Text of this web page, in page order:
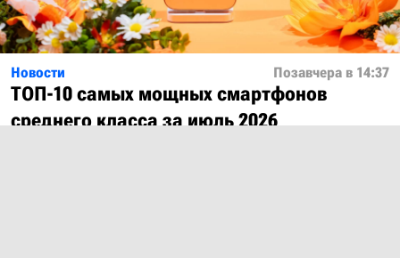
Новости Позавчера в 14:37
ТОП-10 самых мощных смартфонов
среднего класса за июль 2026